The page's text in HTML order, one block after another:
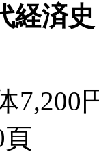
経済史
7,200